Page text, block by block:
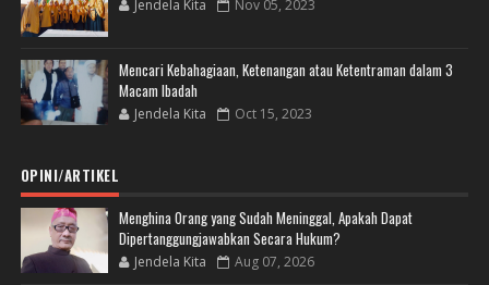
Jendela Kita Nov 05, 2023
Mencari Kebahagiaan, Ketenangan atau Ketentraman dalam 3
Macam Ibadah
Jendela Kita Oct 15, 2023
OPINI/ARTIKEL
Menghina Orang yang Sudah Meninggal, Apakah Dapat
Dipertanggungjawabkan Secara Hukum?
Jendela Kita Aug 07, 2026